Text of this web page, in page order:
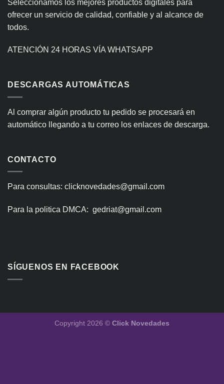
Seleccionamos los mejores productos digitales para
ofrecer un servicio de calidad, confiable y al alcance de
todos.
ATENCIÓN 24 HORAS VÍA WHATSAPP
DESCARGAS AUTOMÁTICAS
Al comprar algún producto tu pedido se procesará en
automático llegando a tu correo los enlaces de descarga.
CONTACTO
Para consultas: clicknovedades@gmail.com
Para la politica DMCA: gedriat@gmail.com
SÍGUENOS EN FACEBOOK
Copyright 2026 © Click Novedades